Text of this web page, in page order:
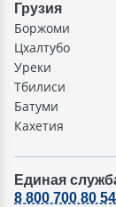
Грузия
Боржоми
Цхалтубо
Уреки
Тбилиси
Батуми
Кахетия
Единая
8 800 700 80 54